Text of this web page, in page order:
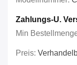
Zahlungs-U.
Min
Preis: